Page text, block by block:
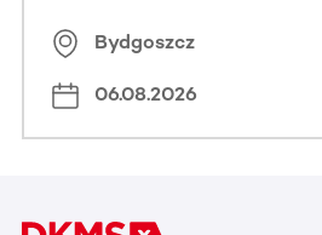
Bydgoszcz
06.08.2026